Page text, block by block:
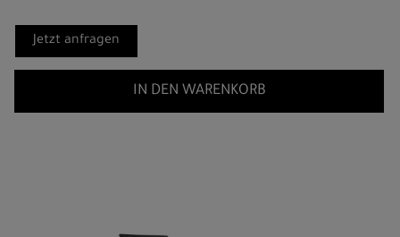
Jetzt anfragen
IN DEN WARENKORB